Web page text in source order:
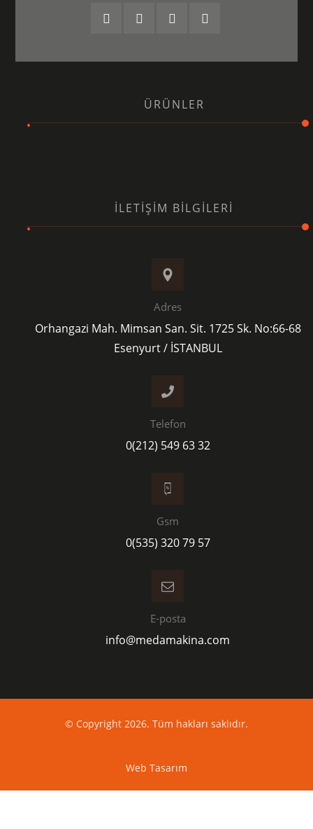
ÜRÜNLER
İLETIŞIM BILGILERI
Adres
Orhangazi Mah. Mimsan San. Sit. 1725 Sk. No:66-68
Esenyurt / İSTANBUL
Telefon
0(212) 549 63 32
Gsm
0(535) 320 79 57
E-posta
info@medamakina.com
© Copyright 2026. Tüm hakları saklıdır.
Web Tasarım